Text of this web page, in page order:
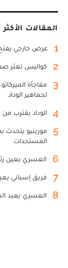
المقالات
1 عرض خارجي يفتح
2 كواليس تعثر
3
مفاجأة
لجماهير الوداد
4 الوداد يقترب
5
مورينيو يتحدث
المستجدات
6 العسري يعين
7 فريق إسباني
8 العسري يعيد